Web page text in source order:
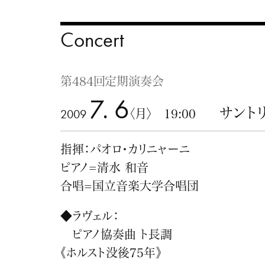
Concert
第484回定期演奏会
2009 7. 6 〈月〉 19:00 サント
指揮：パオロ・カリニャーニ
ピアノ=清水 和音
合唱=国立音楽大学合唱団
◆ラヴェル：
ピアノ協奏曲 ト長調
《ホルスト没後75年》